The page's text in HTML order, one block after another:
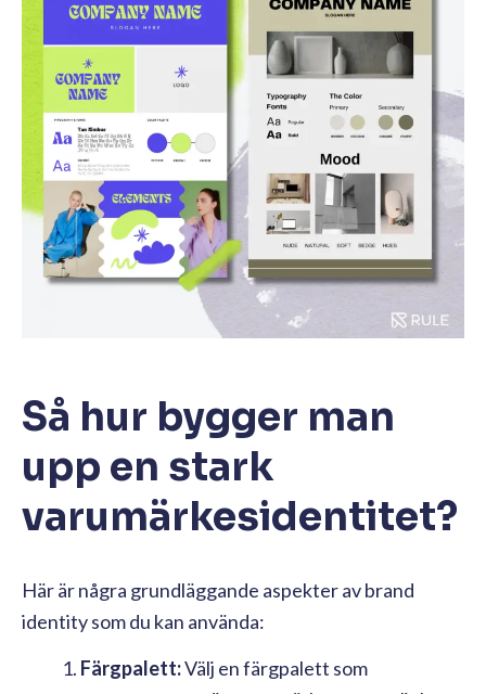
Så hur bygger man
upp en stark
varumärkesidentitet?
Här är några grundläggande aspekter av brand
identity som du kan använda:
Färgpalett:Välj en färgpalett som